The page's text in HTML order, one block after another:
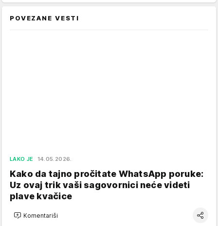
POVEZANE VESTI
LAKO JE 14.05.2026.
Kako da tajno pročitate WhatsApp poruke:
Uz ovaj trik vaši sagovornici neće videti
plave kvačice
Komentariši